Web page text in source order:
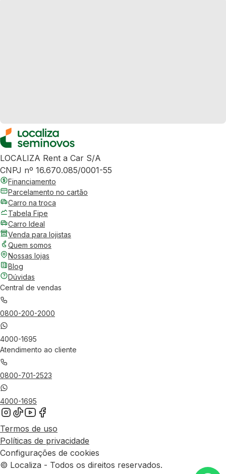
LOCALIZA Rent a Car S/A
CNPJ nº 16.670.085/0001-55
Financiamento
Parcelamento no cartão
Carro na troca
Tabela Fipe
Carro Ideal
Venda para lojistas
Quem somos
Nossas lojas
Blog
Dúvidas
Central de vendas
0800-200-2000
4000-1695
Atendimento ao cliente
0800-701-2523
4000-1695
Termos de uso
Políticas de privacidade
Configurações de cookies
© Localiza - Todos os direitos reservados.